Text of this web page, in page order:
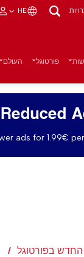
HE
פורטוגל העולם
Reduced
ads for 1.99€
החדש בפורטוגל